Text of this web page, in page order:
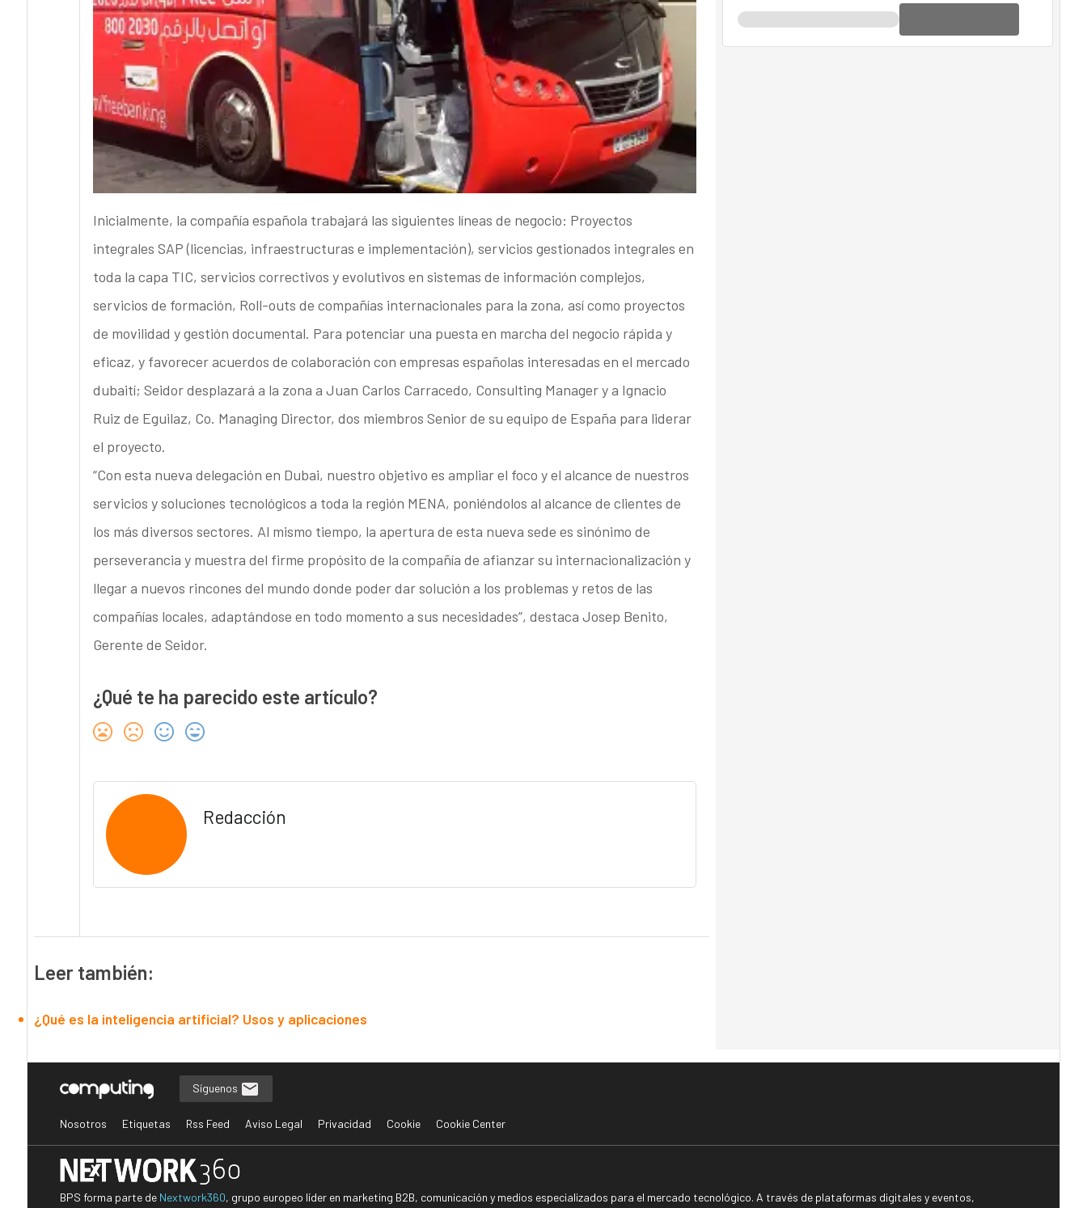
Inicialmente, la compañía española trabajará las siguientes líneas de negocio: Proyectos
integrales SAP (licencias, infraestructuras e implementación), servicios gestionados integrales en
toda la capa TIC, servicios correctivos y evolutivos en sistemas de información complejos,
servicios de formación, Roll-outs de compañías internacionales para la zona, así como proyectos
de movilidad y gestión documental. Para potenciar una puesta en marcha del negocio rápida y
eficaz, y favorecer acuerdos de colaboración con empresas españolas interesadas en el mercado
dubaití; Seidor desplazará a la zona a Juan Carlos Carracedo, Consulting Manager y a Ignacio
Ruiz de Eguilaz, Co. Managing Director, dos miembros Senior de su equipo de España para liderar
el proyecto.
“Con esta nueva delegación en Dubai, nuestro objetivo es ampliar el foco y el alcance de nuestros
servicios y soluciones tecnológicos a toda la región MENA, poniéndolos al alcance de clientes de
los más diversos sectores. Al mismo tiempo, la apertura de esta nueva sede es sinónimo de
perseverancia y muestra del firme propósito de la compañía de afianzar su internacionalización y
llegar a nuevos rincones del mundo donde poder dar solución a los problemas y retos de las
compañías locales, adaptándose en todo momento a sus necesidades”, destaca Josep Benito,
Gerente de Seidor.
¿Qué te ha parecido este artículo?
Redacción
Leer también:
¿Qué es la inteligencia artificial? Usos y aplicaciones
Síguenos
Nosotros Etiquetas Rss Feed Aviso Legal Privacidad Cookie Cookie Center
BPS forma parte de Nextwork360, grupo europeo líder en marketing B2B, comunicación y medios especializados para el mercado tecnológico. A través de plataformas digitales y eventos,